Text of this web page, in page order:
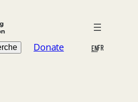
Donate ENFR